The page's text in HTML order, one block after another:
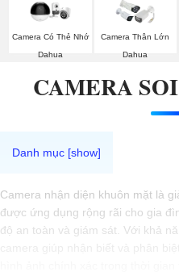
Đêm
Camera Có Thẻ Nhớ
Dahua
Camera Thân Lớn
Dahua
CAMERA
Camera nhận diện khuôn mặt là
được ứng dụng rộng rãi cho gia
độ an toàn và giám sát. Với khả